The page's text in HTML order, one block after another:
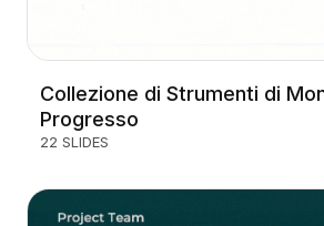
Collezione di Strumenti di
Progresso
22 SLIDES